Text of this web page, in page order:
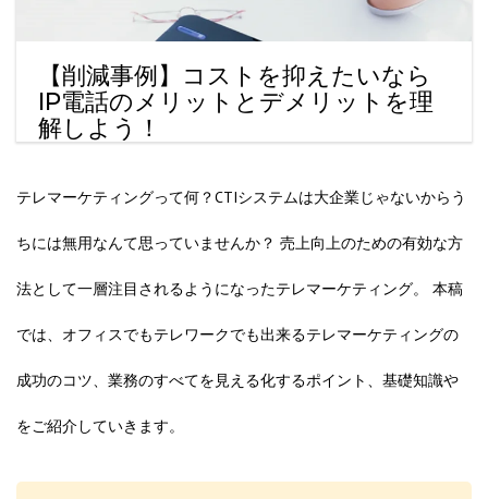
【削減事例】コストを抑えたいなら
IP電話のメリットとデメリットを理
解しよう！
テレマーケティングって何？CTIシステムは大企業じゃないからう
ちには無用なんて思っていませんか？ 売上向上のための有効な方
法として一層注目されるようになったテレマーケティング。 本稿
では、オフィスでもテレワークでも出来るテレマーケティングの
成功のコツ、業務のすべてを見える化するポイント、基礎知識や
をご紹介していきます。